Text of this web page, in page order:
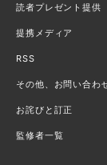
読者プレゼント提供
提携メディア
RSS
その他、お問い合わ
お詫びと訂正
監修者一覧